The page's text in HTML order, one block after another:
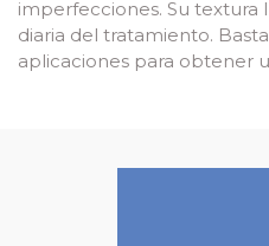
imperfecciones. Su textura
diaria del tratamiento.
aplicaciones para obtener